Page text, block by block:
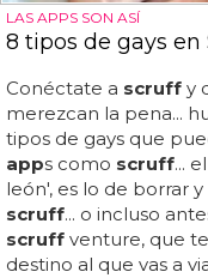
LAS APPS SON ASÍ
8 tipos de gays
Conéctate a scruff y
merezcan la pena...
tipos de gays que
apps como scruff...
león', es lo de borrar
scruff... o incluso
scruff venture, que
destino al que vas a